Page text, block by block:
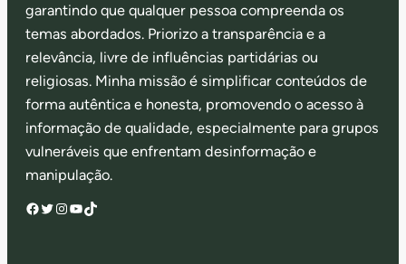
garantindo que qualquer pessoa compreenda os
temas abordados. Priorizo a transparência e a
relevância, livre de influências partidárias ou
religiosas. Minha missão é simplificar conteúdos de
forma autêntica e honesta, promovendo o acesso à
informação de qualidade, especialmente para grupos
vulneráveis que enfrentam desinformação e
manipulação.
Facebook Twitter InstagramYoutube TikTok